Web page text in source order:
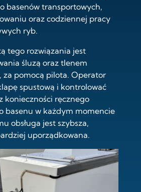
basenów transportowych,
oraz codziennej pracy
ryb.
tego rozwiązania jest
śluzą oraz tlenem
za pomocą pilota. Operator
spustową i kontrolować
konieczności ręcznego
basenu w każdym momencie
obsługa jest szybsza,
uporządkowana.